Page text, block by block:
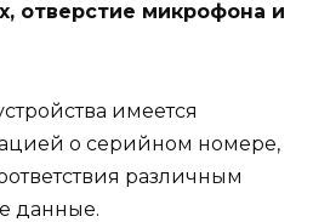
отверстие микрофона и
имеется
о серийном номере,
различным
данные.